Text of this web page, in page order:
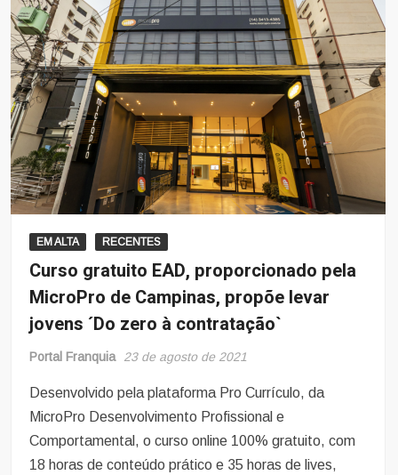
EM ALTA RECENTES
Curso gratuito EAD, proporcionado pela
MicroPro de Campinas, propõe levar
jovens ´Do zero à contratação`
Portal Franquia 23 de agosto de 2021
Desenvolvido pela plataforma Pro Currículo, da
MicroPro Desenvolvimento Profissional e
Comportamental, o curso online 100% gratuito, com
18 horas de conteúdo prático e 35 horas de lives,